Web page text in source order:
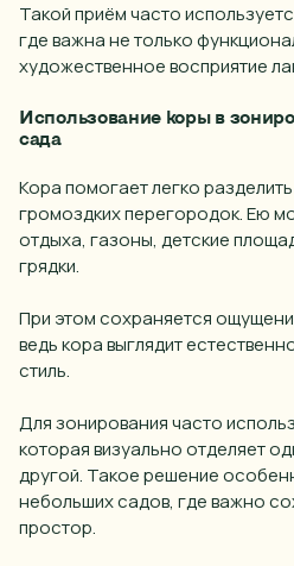
Такой приём часто
где важна не только
художественное восприятие
Использование коры в
сада
Кора помогает легко
громоздких перегородок. Ею
отдыха, газоны, детские
грядки.
При этом сохраняется
ведь кора выглядит
стиль.
Для зонирования часто
которая визуально отделяет
другой. Такое решение
небольших садов, где важно
простор.